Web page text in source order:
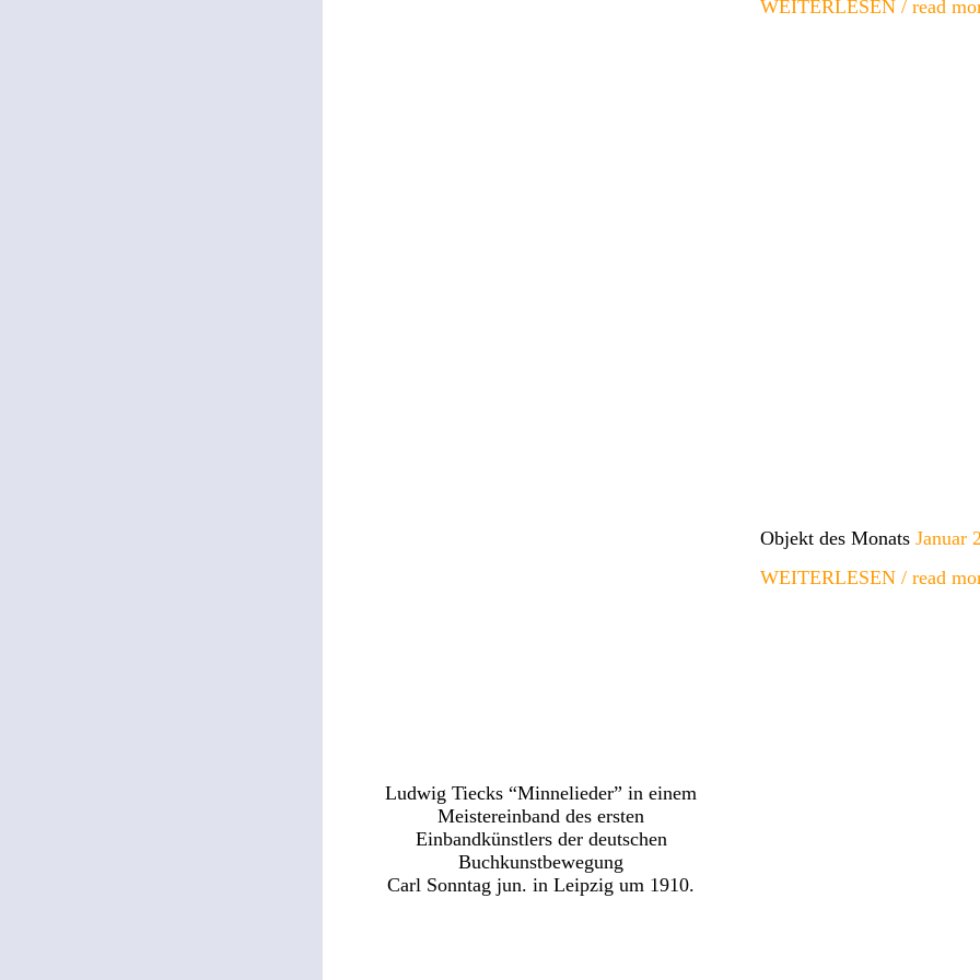
WEITERLESEN / read
Ludwig Tiecks “Minnelieder” in einem
Meistereinband des ersten
Einbandkünstlers der deutschen
Buchkunstbewegung
Carl Sonntag jun. in Leipzig um 1910.
Objekt des Monats Januar
WEITERLESEN / read